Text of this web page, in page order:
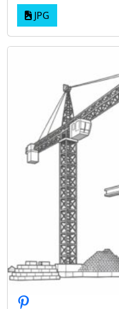
JPG